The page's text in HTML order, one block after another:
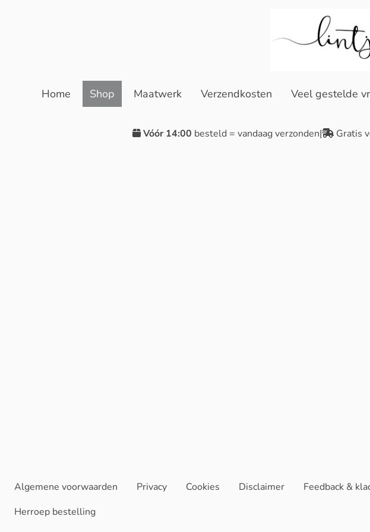
Home Shop Maatwerk Verzendkosten Veel gestelde
Vóór 14:00 besteld = vandaag verzonden| Gratis
Algemene voorwaarden Privacy Cookies Disclaimer Feedback &
Herroep bestelling